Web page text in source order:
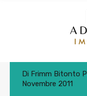
Quando il
Di Frimm Bitonto
Novembre 2011